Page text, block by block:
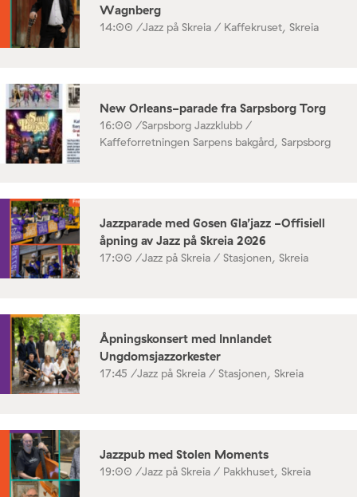
Wagnberg
14:00 /Jazz på Skreia / Kaffekruset, Skreia
New Orleans-parade fra Sarpsborg Torg
16:00 /Sarpsborg Jazzklubb /
Kaffeforretningen Sarpens bakgård, Sarpsborg
Jazzparade med Gosen Gla’jazz -Offisiell
åpning av Jazz på Skreia 2026
17:00 /Jazz på Skreia / Stasjonen, Skreia
Åpningskonsert med Innlandet
Ungdomsjazzorkester
17:45 /Jazz på Skreia / Stasjonen, Skreia
Jazzpub med Stolen Moments
19:00 /Jazz på Skreia / Pakkhuset, Skreia